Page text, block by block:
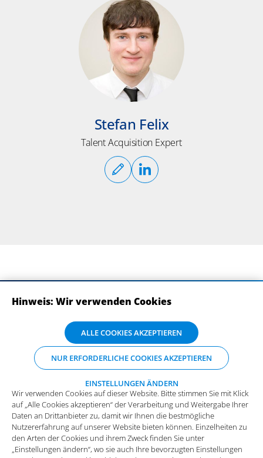
Stefan Felix
Talent Acquisition Expert
Impressum Datenschutz
Allgemeine Einkaufsbedingungen
Wir verwenden Cookies auf dieser Website. Bitte stimmen Sie mit Klick
auf „Alle Cookies akzeptieren“ der Verarbeitung und Weitergabe Ihrer
Daten an Drittanbieter zu, damit wir Ihnen die bestmögliche
Nutzererfahrung auf unserer Website bieten können. Einzelheiten zu
den Arten der Cookies und ihrem Zweck finden Sie unter
„Einstellungen ändern“, wo sie auch Ihre bevorzugten Einstellungen
Hinweis: Wir verwenden Cookies
ALLE COOKIES AKZEPTIEREN
NUR ERFORDERLICHE COOKIES AKZEPTIEREN
EINSTELLUNGEN ÄNDERN
Wir verwenden Cookies auf dieser Website. Bitte stimmen Sie mit Klick
auf „Alle Cookies akzeptieren“ der Verarbeitung und Weitergabe Ihrer
Daten an Drittanbieter zu, damit wir Ihnen die bestmögliche
Nutzererfahrung auf unserer Website bieten können. Einzelheiten zu
den Arten der Cookies und ihrem Zweck finden Sie unter
„Einstellungen ändern“, wo sie auch Ihre bevorzugten Einstellungen
vornehmen oder Cookies ablehnen können (mit Ausnahme der
benötigten Cookies).
Mehr Infos und die Möglichkeit zum
Widerspruch.
Funktionale Cookies
Diese Cookies sind essenziell wichtig für die einwandfreie